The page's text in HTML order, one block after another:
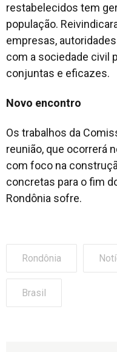
restabelecidos tem
população.
empresas,
com a sociedade civil
conjuntas e eficazes.
Novo encontro
Os trabalhos da
reunião, que ocorrerá
com foco na
concretas para o fim
Rondônia sofre.
Rondônia
Brasil